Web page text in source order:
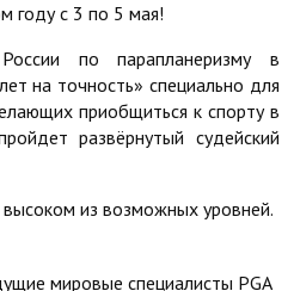
году с 3 по 5 мая!
по парапланеризму в
на точность» специально для
приобщиться к спорту в
развёрнутый судейский
из возможных уровней.